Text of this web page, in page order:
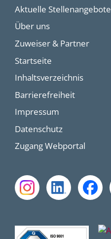
Aktuelle Stellenangebote
Über uns
Zuweiser & Partner
Startseite
Inhaltsverzeichnis
Barrierefreiheit
Impressum
Datenschutz
Zugang Webportal